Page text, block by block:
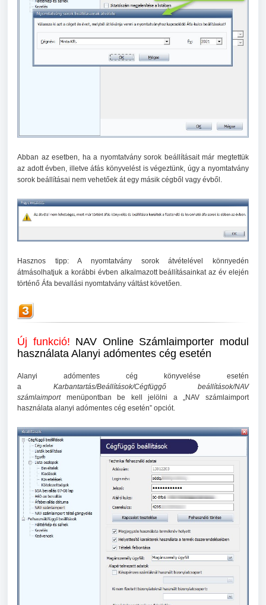
Abban az esetben, ha a nyomtatvány sorok beállításait már megtettük
az adott évben, illetve áfás könyvelést is végeztünk, úgy a nyomtatvány
sorok beállításai nem vehetőek át egy másik cégből vagy évből.
Hasznos tipp: A nyomtatvány sorok átvételével könnyedén
átmásolhatjuk a korábbi évben alkalmazott beállításainkat az év elején
történő Áfa bevallási nyomtatvány váltást követően.
Új funkció! NAV Online Számlaimporter modul
használata Alanyi adómentes cég esetén
Alanyi adómentes cég könyvelése esetén
a Karbantartás/Beállítások/Cégfüggő beállítások/NAV
számlaimportmenüpontban be kell jelölni a „NAV számlaimport
használata alanyi adómentes cég esetén” opciót.